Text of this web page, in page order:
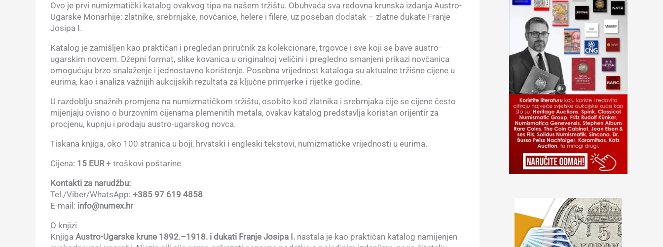
Ovo je prvi numizmatički katalog ovakvog tipa na našem tržištu. Obuhvaća sva redovna krunska izdanja Austro-
Ugarske Monarhije: zlatnike, srebrnjake, novčanice, helere i filere, uz poseban dodatak – zlatne dukate Franje
Josipa I.
Katalog je zamišljen kao praktičan i pregledan priručnik za kolekcionare, trgovce i sve koji se bave austro-
ugarskim novcem. Džepni format, slike kovanica u originalnoj veličini i pregledno smanjeni prikazi novčanica
omogućuju brzo snalaženje i jednostavno korištenje. Posebna vrijednost kataloga su aktualne tržišne cijene u
eurima, kao i analiza važnijih aukcijskih rezultata za ključne primjerke i rijetke godine.
U razdoblju snažnih promjena na numizmatičkom tržištu, osobito kod zlatnika i srebrnjaka čije se cijene često
mijenjaju ovisno o burzovnim cijenama plemenitih metala, ovakav katalog predstavlja koristan orijentir za
procjenu, kupnju i prodaju austro-ugarskog novca.
Tiskana knjiga, oko 100 stranica u boji, hrvatski i engleski tekstovi, numizmatičke vrijednosti u eurima.
Cijena: 15 EUR+ troškovi poštarine
Kontakti za narudžbu:
Tel./Viber/WhatsApp: +385 97 619 4858
E-mail: info@numex.hr
O knjizi
Knjiga Austro-Ugarske krune 1892.–1918. i dukati Franje Josipa I. nastala je kao praktičan katalog namijenjen